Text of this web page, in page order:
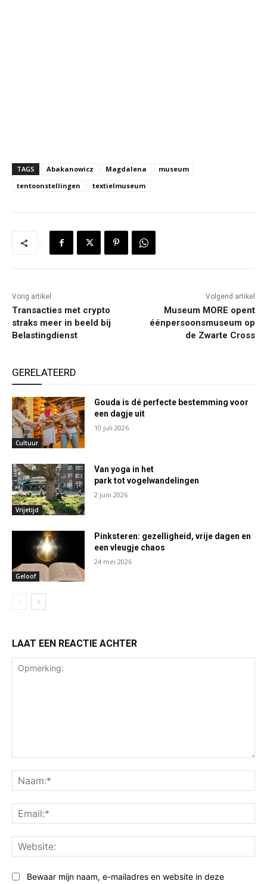
TAGS Abakanowicz Magdalena
museum
tentoonstellingen
textielmuseum
Vorig artikel
Transacties met crypto
straks meer in beeld bij
Belastingdienst
Volgend artikel
Museum MORE opent
éénpersoonsmuseum op
de Zwarte Cross
GERELATEERD
Cultuur
Gouda is dé perfecte bestemming voor
een dagje uit
10 juli 2026
Vrijetijd
Van yoga in het
park tot vogelwandelingen
2 juni 2026
Geloof
Pinksteren: gezelligheid, vrije dagen en
een vleugje chaos
24 mei 2026
LAAT EEN REACTIE ACHTER
Bewaar mijn naam, e-mailadres en website in deze